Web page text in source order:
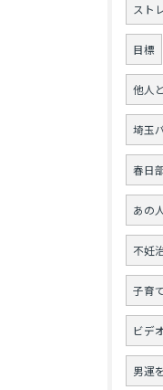
スト
目標
他人
埼玉
春日
あの
不妊
子育
ビデ
男運